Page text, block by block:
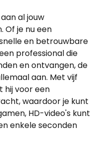
al jouw
Of je nu een
en betrouwbare
professional die
en ontvangen, de
aan. Met vijf
voor een
waardoor je kunt
HD-video's kunt
enkele seconden